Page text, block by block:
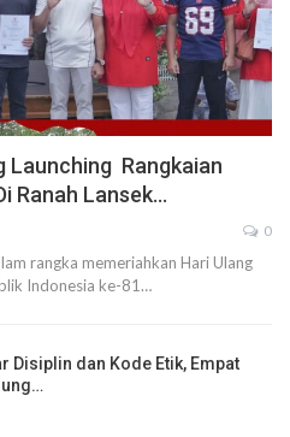
Launching Rangkaian
Ranah Lansek…
0
rangka memeriahkan Hari Ulang
Indonesia ke-81…
Disiplin dan Kode Etik, Empat